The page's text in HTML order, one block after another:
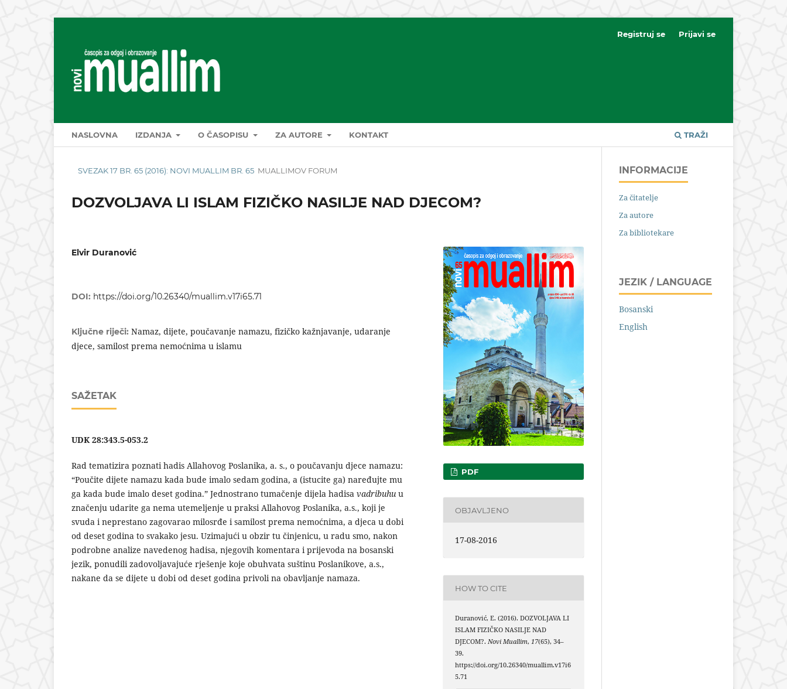
NASLOVNA IZDANJA O ČASOPISU ZA AUTORE KONTAKT TRAŽI
Registruj se Prijavi se
SVEZAK 17 BR. 65 (2016): NOVI MUALLIM BR. 65 MUALLIMOV FORUM
DOZVOLJAVA LI ISLAM FIZIČKO NASILJE NAD DJECOM?
Elvir Duranović
DOI: https://doi.org/10.26340/muallim.v17i65.71
Ključne riječi: Namaz, dijete, poučavanje namazu, fizičko kažnjavanje, udaranje
djece, samilost prema nemoćnima u islamu
SAŽETAK
UDK 28:343.5-053.2
Rad tematizira poznati hadis Allahovog Poslanika, a. s., o poučavanju djece namazu:
“Poučite dijete namazu kada bude imalo sedam godina, a (istucite ga) naređujte mu
ga kada bude imalo deset godina.” Jednostrano tumačenje dijela hadisa vadribuhu u
značenju udarite ga nema utemeljenje u praksi Allahovog Poslanika, a.s., koji je
svuda i neprestano zagovarao milosrđe i samilost prema nemoćnima, a djeca u dobi
od deset godina to svakako jesu. Uzimajući u obzir tu činjenicu, u radu smo, nakon
podrobne analize navedenog hadisa, njegovih komentara i prijevoda na bosanski
jezik, ponudili zadovoljavajuće rješenje koje obuhvata suštinu Poslanikove, a.s.,
nakane da se dijete u dobi od deset godina privoli na obavljanje namaza.
PDF
OBJAVLJENO
17-08-2016
HOW TO CITE
Duranović, E. (2016). DOZVOLJAVA LI
ISLAM FIZIČKO NASILJE NAD
DJECOM?.Novi Muallim,17(65), 34–
39.
https://doi.org/10.26340/muallim.v17i6
5.71
INFORMACIJE
Za čitatelje
Za autore
Za bibliotekare
JEZIK / LANGUAGE
Bosanski
English